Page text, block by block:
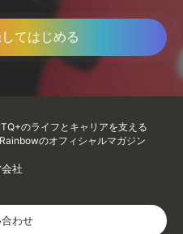
てはじめる
のライフとキャリアを支える
のオフィシャルマガジン
社
わせ